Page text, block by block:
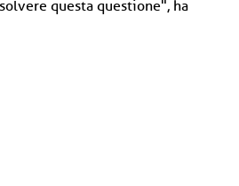
questa questione", ha